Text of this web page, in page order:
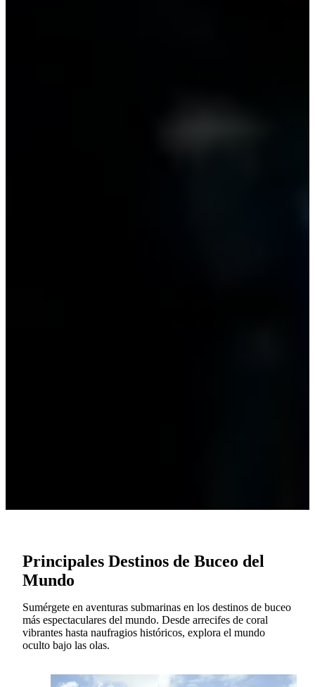
Principales Destinos de Buceo del
Mundo
Sumérgete en aventuras submarinas en los destinos de buceo
más espectaculares del mundo. Desde arrecifes de coral
vibrantes hasta naufragios históricos, explora el mundo
oculto bajo las olas.